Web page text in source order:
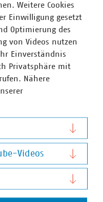
ist es nur
die Landesregierung
Wasserstoffstrategie
engagierte Akteure in
Energie vor Ort
Nord wollen die
voranbringen –
Akteure aus Politik,
vernetzt.“
100 kommunale
Die VKU-
Nord leisten
über 839 Millionen
Weitere Cookies
Einwilligung gesetzt
Optimierung des
von Videos nutzen
Einverständnis
Privatsphäre mit
Nähere
Videos